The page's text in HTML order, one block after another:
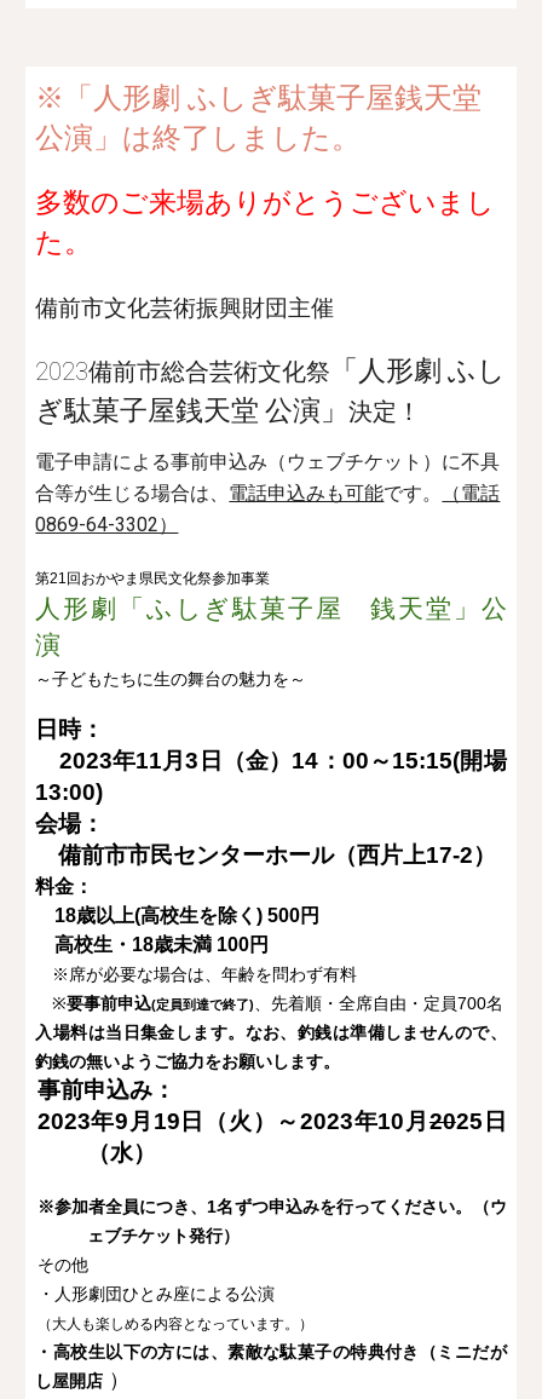
※「人形劇 ふしぎ駄菓子屋銭天堂
公演」は終了しました。
多数のご来場ありがとうございまし
た。
備前市文化芸術振興財団主催
2023備前市総合芸術文化祭 「人形劇 ふし
ぎ駄菓子屋銭天堂 公演」決定！
電子申請による事前申込み（ウェブチケット）に不具
合等が生じる場合は、 電話申込みも可能です。
（電話
0869-64-3302）
第21回おかやま県民文化祭参加事業
人形劇「ふしぎ駄菓子屋 銭天堂」公
演
～子どもたちに生の舞台の魅力を～
日時：
2023年11月3日（金）14：00～15:15(開場
13:00)
会場：
備前市市民センターホール（西片上17-2）
料金：
18歳以上(高校生を除く) 500円
高校生・18歳未満 100円
※席が必要な場合は、年齢を問わず有料
※要事前申込(定員到達で終了)
、先着順・全席自由・定員700名
入場料は当日集金します。なお、釣銭は準備しませんので、
釣銭の無いようご協力をお願いします。
事前申込み：
2023年9月19日（火）～2023年10月2025 日
（水）
※参加者全員につき、1名ずつ申込みを行ってください。（ウ
ェブチケット発行）
その他
・人形劇団ひとみ座による公演
（大人も楽しめる内容となっています。）
・高校生以下の方には、素敵な駄菓子の特典付き（ミニだが
し屋開店 ）